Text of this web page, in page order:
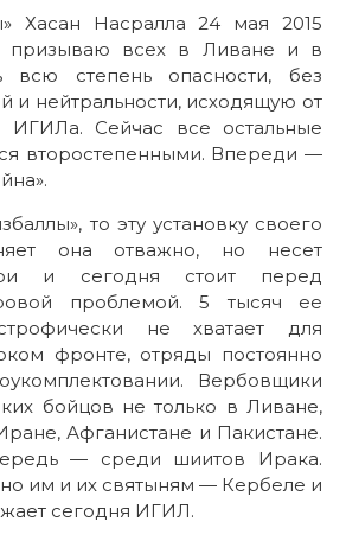
Хасан Насралла 24 мая 2015
призываю всех в Ливане и в
всю степень опасности, без
и нейтральности, исходящую от
ИГИЛа. Сейчас все остальные
второстепенными. Впереди —
то эту установку своего
она отважно, но несет
и сегодня стоит перед
проблемой. 5 тысяч ее
не хватает для
фронте, отряды постоянно
Вербовщики
бойцов не только в Ливане,
Афганистане и Пакистане.
— среди шиитов Ирака.
им и их святыням — Кербеле и
сегодня ИГИЛ.